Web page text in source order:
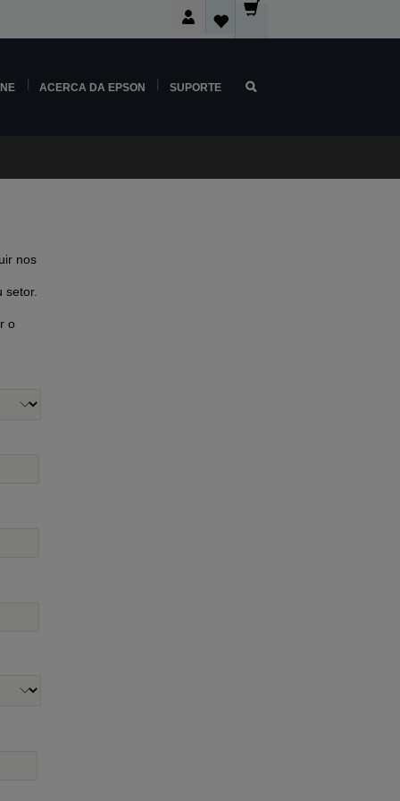
ACERCA DA EPSON SUPORTE
nos
setor.
o